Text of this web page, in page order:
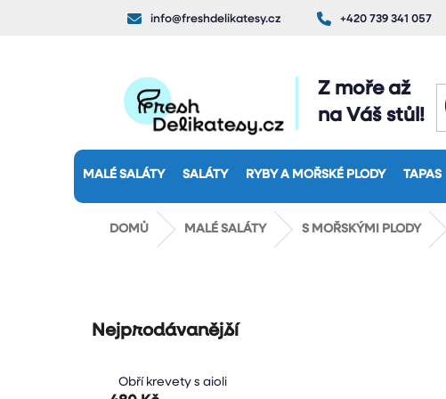
info@freshdelikatesy.cz +420 739 341 057
Z moře až
na Váš stůl!
MALÉ SALÁTY SALÁTY RYBY A MOŘSKÉ PLODY TAPAS
DOMŮ MALÉ SALÁTY S MOŘSKÝMI PLODY
Nejprodávanější
Obří krevety s aioli